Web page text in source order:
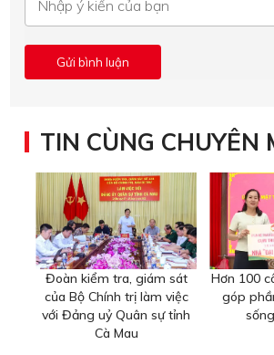
TIN CÙNG CHUYÊN
Đoàn kiểm tra, giám sát
của Bộ Chính trị làm việc
với Đảng uỷ Quân sự tỉnh
Cà Mau
Hơn 100
góp